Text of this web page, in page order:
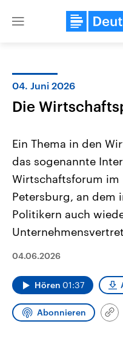
Close
USA
Hintergründe
gehören die Vereinigten
den mächtigsten Ländern
aktuelle Weltgeschehen.
Sendungen
04. Juni 2026
Die
Ein Thema in den
das sogenannte
Wirtschaftsforum im
Petersburg, an dem
Politikern auch
04.06.2026
Hören 01:37
Abonnieren